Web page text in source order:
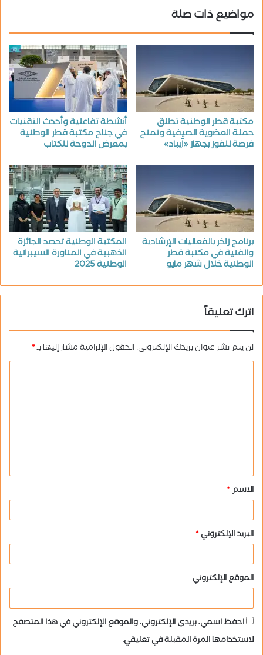
مواضيع ذات صلة
مكتبة قطر الوطنية تطلق
حملة العضوية الصيفية وتمنح
فرصة للفوز بجهاز «آيباد»
أنشطة تفاعلية وأحدث التقنيات
في جناح مكتبة قطر الوطنية
بمعرض الدوحة للكتاب
برنامج زاخر بالفعاليات الإرشادية
والفنية في مكتبة قطر
الوطنية خلال شهر مايو
المكتبة الوطنية تحصد الجائزة
الذهبية في المناورة السيبرانية
الوطنية 2025
اترك تعليقاً
لن يتم نشر عنوان بريدك الإلكتروني.الحقول الإلزامية مشار إليها بـ*
ق
*
الاسم*
البريد الإلكتروني*
الموقع الإلكتروني
احفظ اسمي، بريدي الإلكتروني، والموقع الإلكتروني في هذا المتصفح
لاستخدامها المرة المقبلة في تعليقي.